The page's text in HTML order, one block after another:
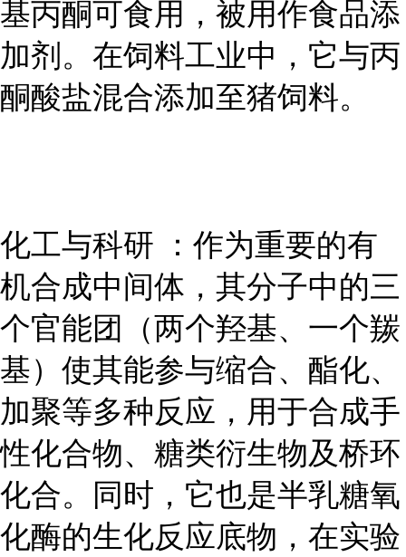
基丙酮可食用，被用作食品添
加剂。在饲料工业中，它与丙
酮酸盐混合添加至猪饲料。
化工与科研 ：作为重要的有
机合成中间体，其分子中的三
个官能团（两个羟基、一个羰
基）使其能参与缩合、酯化、
加聚等多种反应，用于合成手
性化合物、糖类衍生物及桥环
化合。同时，它也是半乳糖氧
化酶的生化反应底物，在实验